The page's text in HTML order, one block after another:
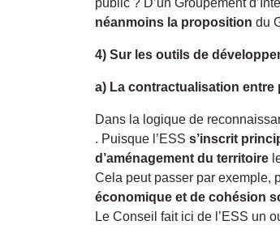
public ? D’un Groupement
néanmoins la proposition du
4) Sur les outils de
a) La contractualisation entre
Dans la logique de
. Puisque l’ESS s’inscrit
d’aménagement du territoire
Cela peut passer par exemple,
économique et de cohésion
Le Conseil fait ici de l’ESS un